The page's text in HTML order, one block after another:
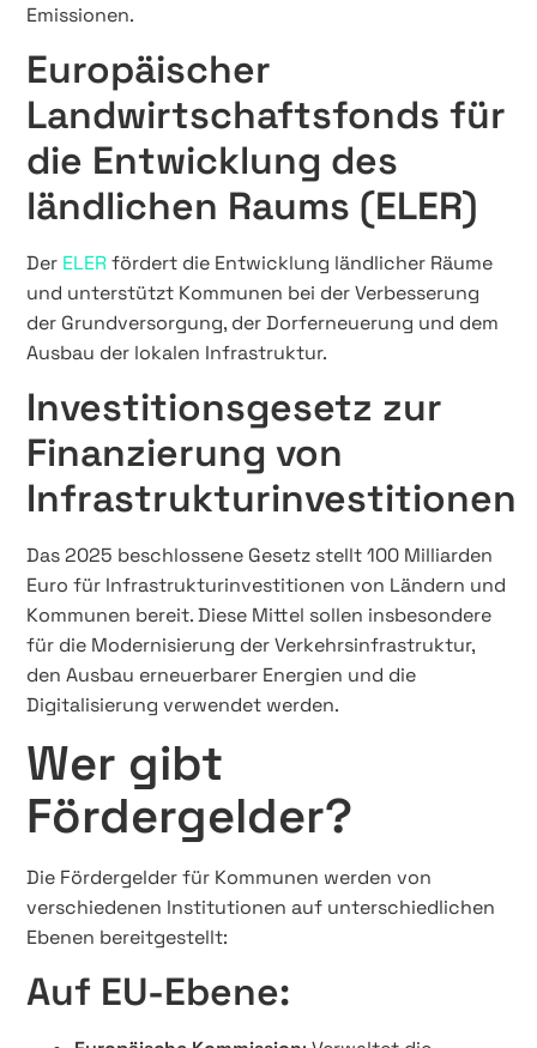
Emissionen.
Europäischer
Landwirtschaftsfonds für
die Entwicklung des
ländlichen Raums (ELER)
Der ELERfördert die Entwicklung ländlicher Räume
und unterstützt Kommunen bei der Verbesserung
der Grundversorgung, der Dorferneuerung und dem
Ausbau der lokalen Infrastruktur.
Investitionsgesetz zur
Finanzierung von
Infrastrukturinvestitionen
Das 2025 beschlossene Gesetz stellt 100 Milliarden
Euro für Infrastrukturinvestitionen von Ländern und
Kommunen bereit. Diese Mittel sollen insbesondere
für die Modernisierung der Verkehrsinfrastruktur,
den Ausbau erneuerbarer Energien und die
Digitalisierung verwendet werden.
Wer gibt
Fördergelder?
Die Fördergelder für Kommunen werden von
verschiedenen Institutionen auf unterschiedlichen
Ebenen bereitgestellt:
Auf EU-Ebene: